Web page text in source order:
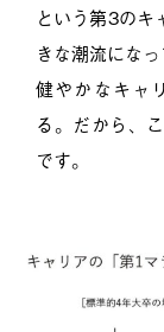
という第3のキ
きな潮流にな
健やかなキャ
る。だから、
です。